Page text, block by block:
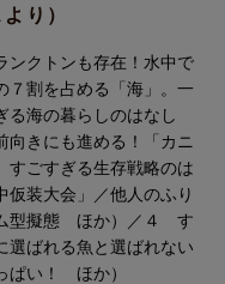
り）
クトンも存在！水中で
７割を占める「海」。一
海の暮らしのはなし
向きにも進める！「カニ
ごすぎる生存戦略のは
仮装大会」／他人のふり
ム型擬態 ほか）／４ す
選ばれる魚と選ばれない
ぱい！ ほか）